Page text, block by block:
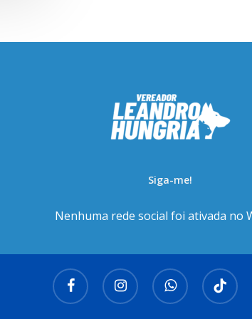
Siga-me!
Nenhuma rede social foi ativada no
facebook instagram whatsapp tiktok